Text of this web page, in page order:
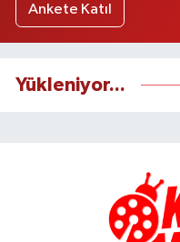
Ankete Katıl
Yükleniyor...